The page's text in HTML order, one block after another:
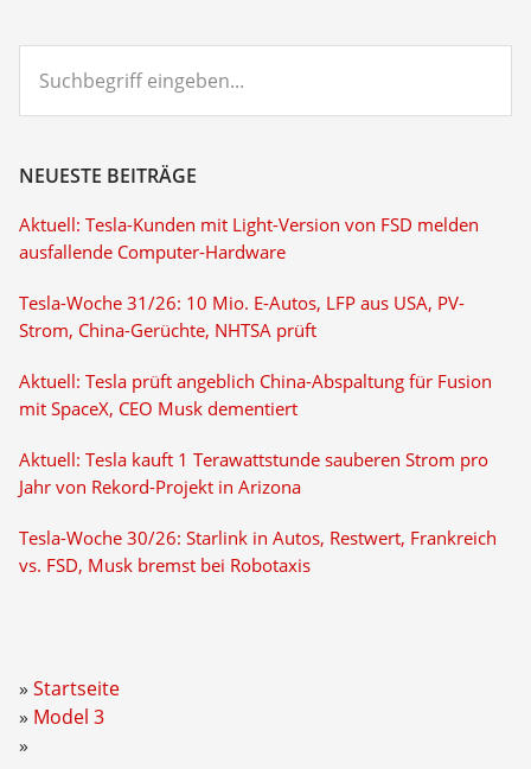
eingeben...
NEUESTE BEITRÄGE
Aktuell: Tesla-Kunden mit Light-Version von FSD melden
ausfallende Computer-Hardware
Tesla-Woche 31/26: 10 Mio. E-Autos, LFP aus USA, PV-
Strom, China-Gerüchte, NHTSA prüft
Aktuell: Tesla prüft angeblich China-Abspaltung für Fusion
mit SpaceX, CEO Musk dementiert
Aktuell: Tesla kauft 1 Terawattstunde sauberen Strom pro
Jahr von Rekord-Projekt in Arizona
Tesla-Woche 30/26: Starlink in Autos, Restwert, Frankreich
vs. FSD, Musk bremst bei Robotaxis
Startseite
Model 3